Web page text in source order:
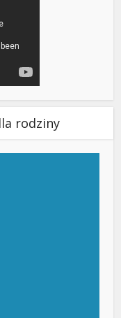
rodziny